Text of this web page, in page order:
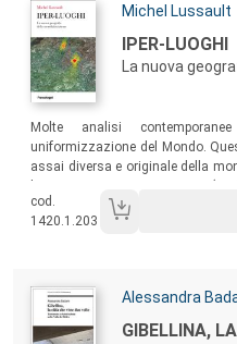
Autori:
Michel Lussault
Titolo:
IPER-LUOGHI
La nuova
Sommario:
Molte analisi
uniformizzazione del Mondo.
assai diversa e originale della
capire i nuovi scenari delle città e
cod.
1420.1.203
Autori:
Alessandra
Titolo:
GIBELLINA,